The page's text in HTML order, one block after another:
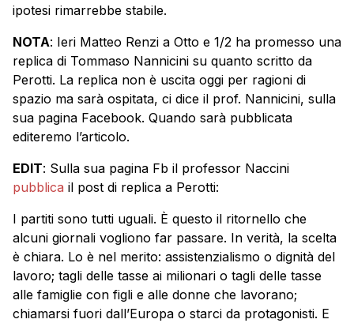
ipotesi rimarrebbe stabile.
NOTA: Ieri Matteo Renzi a Otto e 1/2 ha promesso una
replica di Tommaso Nannicini su quanto scritto da
Perotti. La replica non è uscita oggi per ragioni di
spazio ma sarà ospitata, ci dice il prof. Nannicini, sulla
sua pagina Facebook. Quando sarà pubblicata
editeremo l’articolo.
EDIT: Sulla sua pagina Fb il professor Naccini
pubblica il post di replica a Perotti:
I partiti sono tutti uguali. È questo il ritornello che
alcuni giornali vogliono far passare. In verità, la scelta
è chiara. Lo è nel merito: assistenzialismo o dignità del
lavoro; tagli delle tasse ai milionari o tagli delle tasse
alle famiglie con figli e alle donne che lavorano;
chiamarsi fuori dall’Europa o starci da protagonisti. E